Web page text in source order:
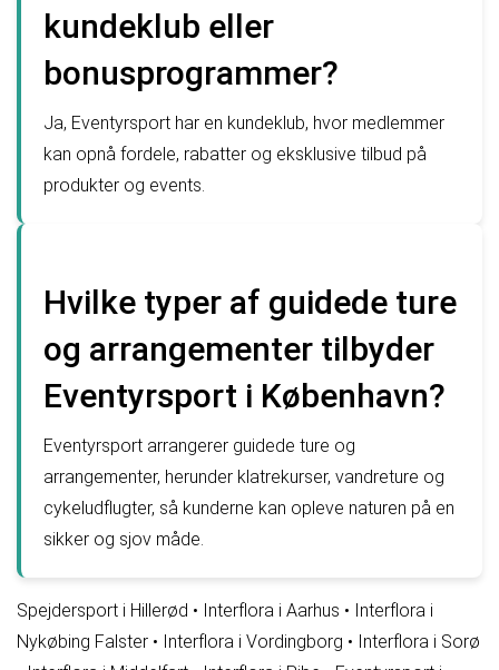
kundeklub eller
bonusprogrammer?
Ja, Eventyrsport har en kundeklub, hvor medlemmer
kan opnå fordele, rabatter og eksklusive tilbud på
produkter og events.
Hvilke typer af guidede ture
og arrangementer tilbyder
Eventyrsport i København?
Eventyrsport arrangerer guidede ture og
arrangementer, herunder klatrekurser, vandreture og
cykeludflugter, så kunderne kan opleve naturen på en
sikker og sjov måde.
Spejdersport i Hillerød • Interflora i Aarhus • Interflora i
Nykøbing Falster • Interflora i Vordingborg • Interflora i Sorø